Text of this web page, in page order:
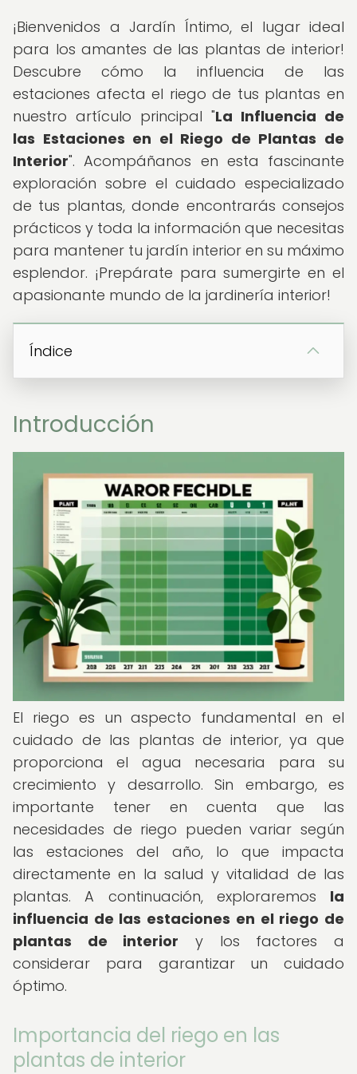
¡Bienvenidos a Jardín Íntimo, el lugar ideal
para los amantes de las plantas de interior!
Descubre cómo la influencia de las
estaciones afecta el riego de tus plantas en
nuestro artículo principal "La Influencia de
las Estaciones en el Riego de Plantas de
Interior". Acompáñanos en esta fascinante
exploración sobre el cuidado especializado
de tus plantas, donde encontrarás consejos
prácticos y toda la información que necesitas
para mantener tu jardín interior en su máximo
esplendor. ¡Prepárate para sumergirte en el
apasionante mundo de la jardinería interior!
Índice
Introducción
El riego es un aspecto fundamental en el
cuidado de las plantas de interior, ya que
proporciona el agua necesaria para su
crecimiento y desarrollo. Sin embargo, es
importante tener en cuenta que las
necesidades de riego pueden variar según
las estaciones del año, lo que impacta
directamente en la salud y vitalidad de las
plantas. A continuación, exploraremos la
influencia de las estaciones en el riego de
plantas de interior y los factores a
considerar para garantizar un cuidado
óptimo.
Importancia del riego en las
plantas de interior